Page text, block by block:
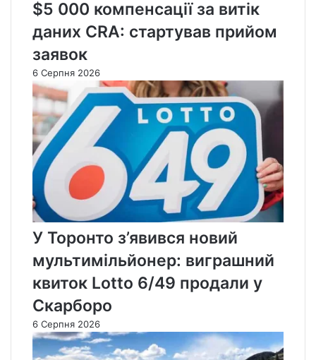
$5 000 компенсації за витік
даних CRA: стартував прийом
заявок
6 Серпня 2026
У Торонто з’явився новий
мультимільйонер: виграшний
квиток Lotto 6/49 продали у
Скарборо
6 Серпня 2026